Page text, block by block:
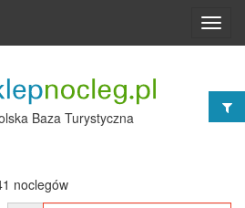
Baza Turystyczna
noclegów